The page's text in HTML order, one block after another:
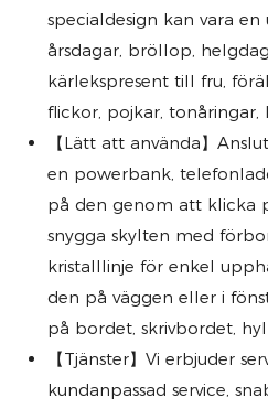
specialdesign kan vara
årsdagar, bröllop,
kärlekspresent till fru,
flickor, pojkar, tonåringar,
【Lätt att använda】
en powerbank,
på den genom att klicka
snygga skylten med
kristalllinje för enkel
den på väggen eller i
på bordet, skrivbordet,
【Tjänster】Vi erbjuder
kundanpassad service,